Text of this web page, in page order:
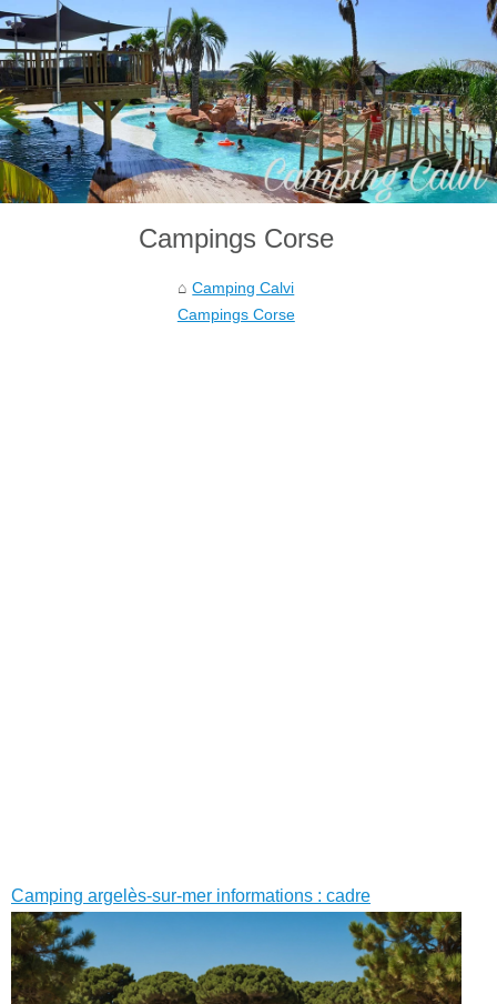
Campings Corse
Camping Calvi
Campings Corse
Camping argelès-sur-mer informations : cadre